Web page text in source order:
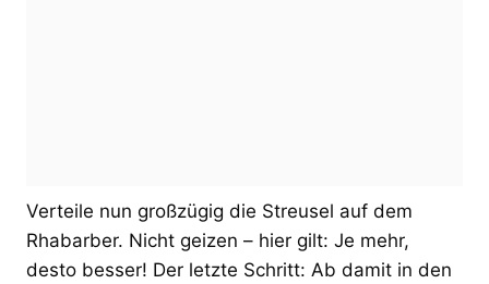
Verteile nun großzügig die Streusel auf dem
Rhabarber. Nicht geizen – hier gilt: Je mehr,
desto besser! Der letzte Schritt: Ab damit in den